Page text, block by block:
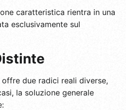
caratteristica rientra in una
esclusivamente sul
due radici reali diverse,
la soluzione generale